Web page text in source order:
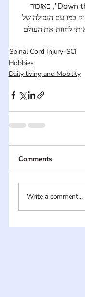
קראתי ליצירה הזאת "Down the Rabbit Hole", כאזכור
כמו עם הנפילה של
לחוות את העולם
Spinal Cord Injury-SCI
Hobbies
Daily living and Mobility
Comments
Write a comment...